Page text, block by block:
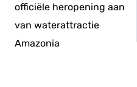
officiële heropening aan
van waterattractie
Amazonia